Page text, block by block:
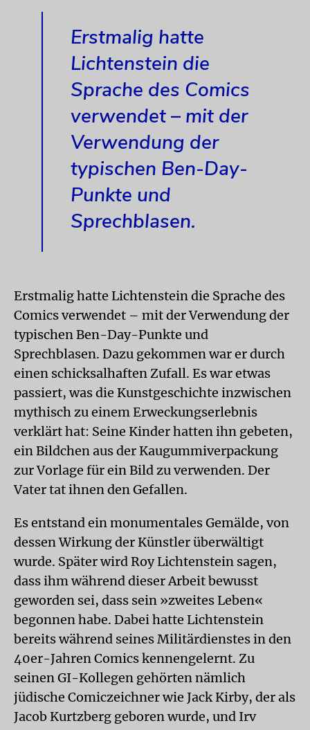
Erstmalig hatte
Lichtenstein die
Sprache des Comics
verwendet – mit der
Verwendung der
typischen Ben-Day-
Punkte und
Sprechblasen.
Erstmalig hatte Lichtenstein die Sprache des
Comics verwendet – mit der Verwendung der
typischen Ben-Day-Punkte und
Sprechblasen. Dazu gekommen war er durch
einen schicksalhaften Zufall. Es war etwas
passiert, was die Kunstgeschichte inzwischen
mythisch zu einem Erweckungserlebnis
verklärt hat: Seine Kinder hatten ihn gebeten,
ein Bildchen aus der Kaugummiverpackung
zur Vorlage für ein Bild zu verwenden. Der
Vater tat ihnen den Gefallen.
Es entstand ein monumentales Gemälde, von
dessen Wirkung der Künstler überwältigt
wurde. Später wird Roy Lichtenstein sagen,
dass ihm während dieser Arbeit bewusst
geworden sei, dass sein »zweites Leben«
begonnen habe. Dabei hatte Lichtenstein
bereits während seines Militärdienstes in den
40er-Jahren Comics kennengelernt. Zu
seinen GI-Kollegen gehörten nämlich
jüdische Comiczeichner wie Jack Kirby, der als
Jacob Kurtzberg geboren wurde, und Irv